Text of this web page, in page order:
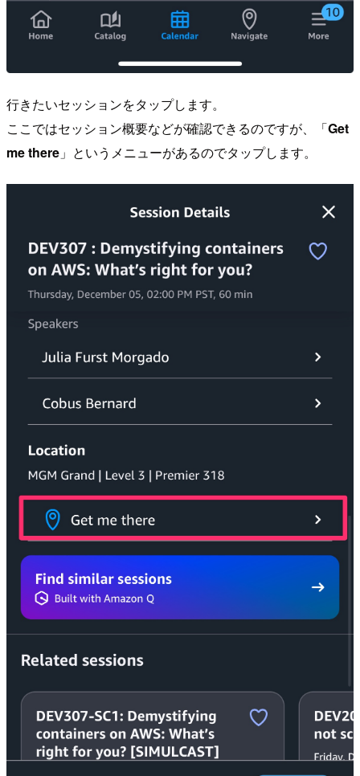
行きたいセッションをタップします。
ここではセッション概要などが確認できるのですが、「Get
me there 」というメニューがあるのでタップします。